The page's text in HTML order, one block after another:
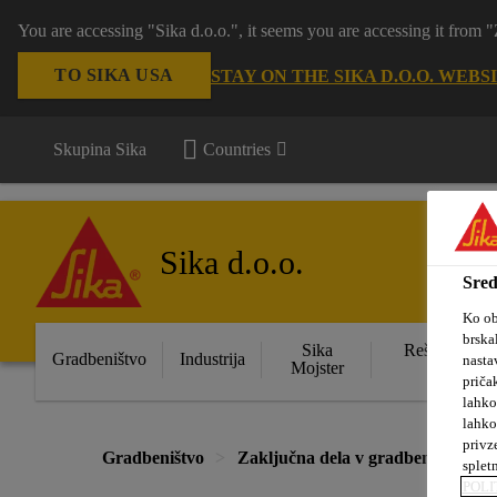
You are accessing "Sika d.o.o.", it seems you are accessing it
TO SIKA USA STAY ON THE SIKA D.O.O.
Skupina Sika Countries
Sika d.o.o.
Gradbeništvo Industrija
Sika
Mojster
Rešitve za
Gradbeništvo Zaključna dela v gradbeništvu
Ko